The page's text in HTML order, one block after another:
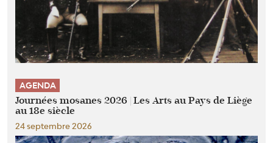
AGENDA
Journées mosanes 2026 | Les Arts au Pays de Liège
au 18e siècle
24 septembre 2026